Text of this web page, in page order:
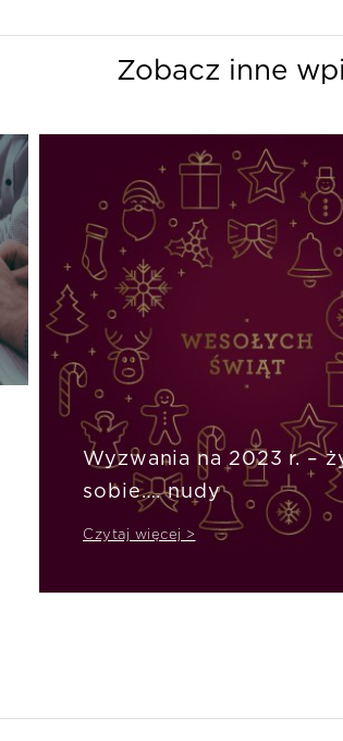
Zobacz inne
Wyzwania na 2023 r. –
sobie…. nudy
Czytaj więcej >